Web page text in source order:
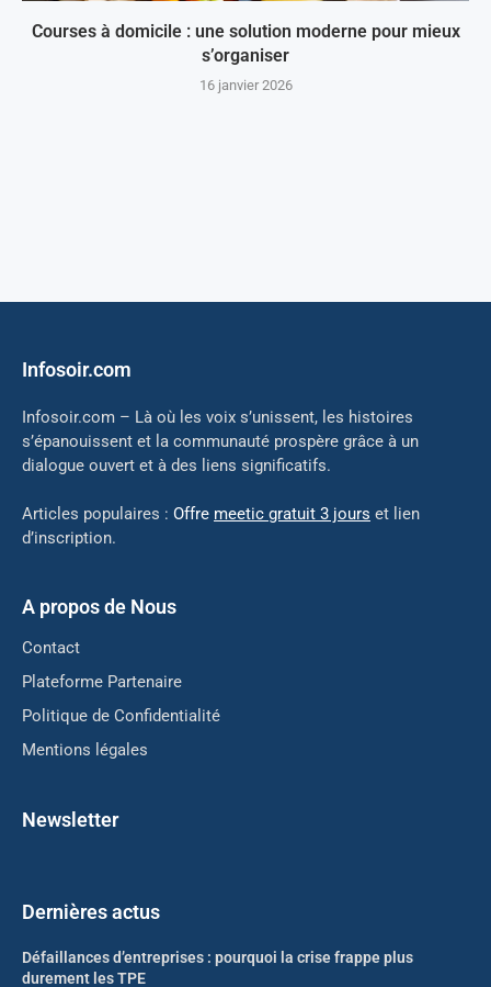
Courses à domicile : une solution moderne pour mieux
s’organiser
16 janvier 2026
Infosoir.com
Infosoir.com – Là où les voix s’unissent, les histoires
s’épanouissent et la communauté prospère grâce à un
dialogue ouvert et à des liens significatifs.
Articles populaires : Offre meetic gratuit 3 jours et lien
d’inscription.
A propos de Nous
Contact
Plateforme Partenaire
Politique de Confidentialité
Mentions légales
Newsletter
Dernières actus
Défaillances d’entreprises : pourquoi la crise frappe plus
durement les TPE